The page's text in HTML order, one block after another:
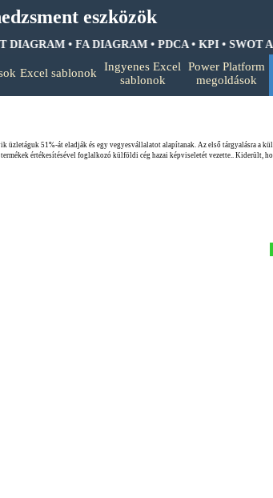
eszközök
• FA DIAGRAM • PDCA • KPI • SWOT
▼
Excel sablonok ▼
Ingyenes Excel
sablonok
▼
Power Platform
megoldások
51%-át eladják és egy vegyesvállalatot alapítanak. Az első tárgyalásra a
értékesítésével foglalkozó külföldi cég hazai képviseletét vezette.. Kiderült,